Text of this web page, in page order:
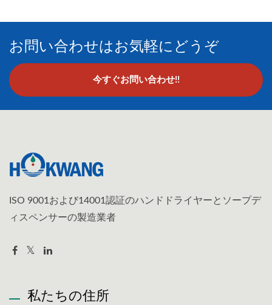
お問い合わせはお気軽にどうぞ
今すぐお問い合わせ!!
ISO 9001および14001認証のハンドドライヤーとソープデ
ィスペンサーの製造業者
私たちの住所